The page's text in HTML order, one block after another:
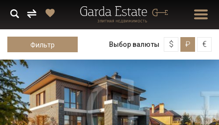
Фильтр Выбор валюты $ ₽ €